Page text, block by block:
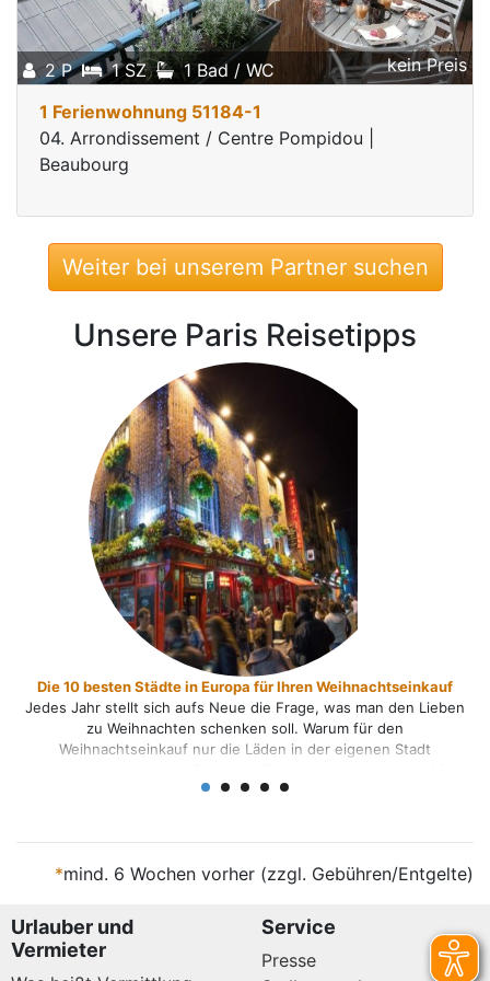
2 P 1 SZ 1 Bad / WC kein Preis
1 Ferienwohnung 51184-1
04. Arrondissement / Centre Pompidou |
Beaubourg
Weiter bei unserem Partner suchen
Unsere Paris Reisetipps
Die 10 besten Städte in Europa für Ihren Weihnachtseinkauf
Jedes Jahr stellt sich aufs Neue die Frage, was man den Lieben
zu Weihnachten schenken soll. Warum für den
Weihnachtseinkauf nur die Läden in der eigenen Stadt
besten Städte in Europa unternehmen können. Wir haben 10
*mind. 6 Wochen vorher (zzgl. Gebühren/Entgelte)
Urlauber und
Vermieter
Service
Presse